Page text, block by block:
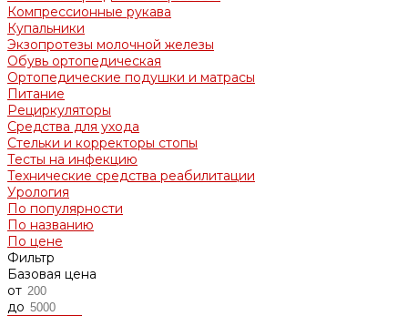
Компрессионные рукава
Купальники
Экзопротезы молочной железы
Обувь ортопедическая
Ортопедические подушки и матрасы
Питание
Рециркуляторы
Средства для ухода
Стельки и корректоры стопы
Тесты на инфекцию
Технические средства реабилитации
Урология
По популярности
По названию
По цене
Фильтр
Базовая цена
от
до